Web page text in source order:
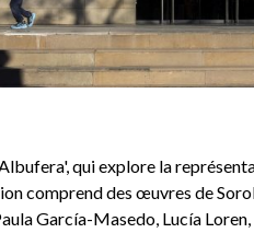
qui explore la
comprend des œuvres de
García-Masedo, Lucía